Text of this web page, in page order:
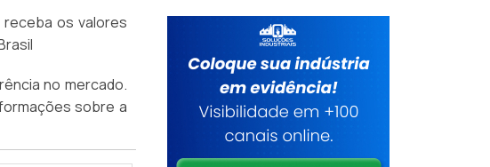
receba os valores
no mercado.
sobre a